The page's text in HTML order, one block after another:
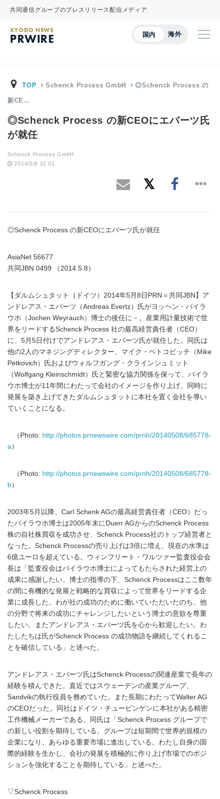
共同通信グループのプレスリリース配信メディア
国内 海外
KYODO NEWS
PRWIRE
TOP Schenck Process GmbH ◎Schenck Process の
新CE…
◎Schenck Process の新CEOにエバーツ氏
が就任
Schenck Process GmbH
2014/5/8 10:01
◎Schenck Process の新CEOにエバーツ氏が就任
AsiaNet 56677
共同JBN 0499 （2014.5.8）
【ダルムシュタット（ドイツ）2014年5月8日PRN＝共同JBN】ア
ンドレアス・エバーツ（Andreas Evertz）氏がヨッヘン・バイラ
ウホ（Jochen Weyrauch）博士の後任に－。産業用計量技術で世
界をリードするSchenck Process 社の最高経営責任者（CEO）
に、5月5日付けでアンドレアス・エバーツ氏が就任した。同氏は
他の2人のマネジングディレクター、マイク・ペトコビッチ（Mike
Petkovich）氏およびウォルフガング・クラインシュミット
（Wolfgang Kleinschmidt）氏と緊密な協力関係を保って、バイラ
ウホ博士が11年間にわたって会社のイメージを作り上げ、同時に
発展を築き上げてきたダルムシュタットに本社を置く会社を導い
ていくことになる。
（Photo: http://photos.prnewswire.com/prnh/20140508/685778-
a）
（Photo: http://photos.prnewswire.com/prnh/20140508/685778-
b）
2003年5月以降、Carl Schenk AGの最高経営責任者（CEO）だっ
たバイラウホ博士は2005年末にDuerr AGからのSchenck Process
株の自社株買収を成功させ、Schenck Process社のトップ経営者と
なった。Schenck Processの売り上げは3倍に増え、現在の水準は
6億ユーロを超えている。ウィンフリート・ワルツァー監査役会会
長は「監査役会はバイラウホ博士によってもたらされた経営上の
成果に感謝したい。博士の指導の下、Schenck Processはここ数年
の間に有機的な発展と戦略的な買収によって世界をリードする企
業に成長した。わが社の成功のために働いていただいたのち、他
の分野で将来の成功にチャレンジしたいという博士の意欲を尊重
したい。またアンドレアス・エバーツ氏を心から歓迎したい。わ
たしたちは氏がSchenck Process の成功物語を継続してくれるこ
とを確信している」と述べた。
アンドレアス・エバーツ氏はSchenck Processの関連産業で長年の
経験を積んできた。直近ではスウェーデンの産業グループ、
Sandvikの執行役員を務めていた。また長期にわたってWalter AG
のCEOだった。同社はドイツ・チュービンゲンに本社がある精密
工作機械メーカーである。同氏は「Schenck Process グループで
の新しい役割を期待している。グループは短期間で世界的規模の
企業になり、あらゆる重要市場に進出している。わたし自身の国
際的経験を生かし、会社の発展を積極的に作り上げ市場でのポジ
ションを強化することを期待している」と述べた。
▽Schenck Process